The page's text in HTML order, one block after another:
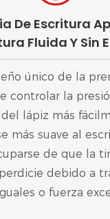
De Escritura
Fluida Y Sin
único de la
controlar la
lápiz más
más suave al
de que la
debido a
o fuerza